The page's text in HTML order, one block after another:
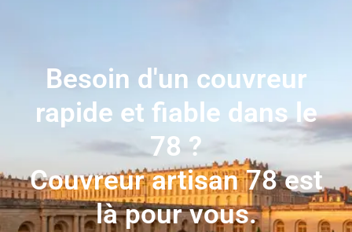
Besoin d'un couvreur
rapide et fiable dans le
78 ?
Couvreur artisan 78 est
là pour vous.